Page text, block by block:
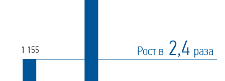
1 155 Рост в 2,4 раза